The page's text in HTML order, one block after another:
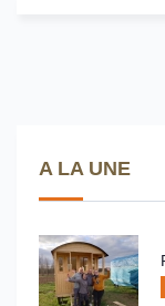
A LA UNE